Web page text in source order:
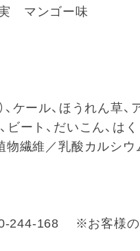
マンゴー味
、ケール、ほうれん草
ビート、だいこん、は
物繊維／乳酸カルシ
244-168 ※お客様の